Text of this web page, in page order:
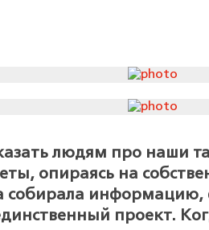
людям про наши
опираясь на
собирала
проект.